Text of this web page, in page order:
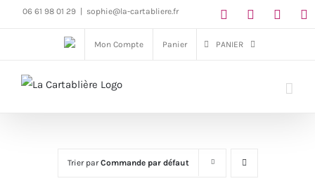
Passer06 61 98 01 29 sophie@la-cartabliere.fr
Mon Compte Panier PANIER
Trier parCommande par défaut